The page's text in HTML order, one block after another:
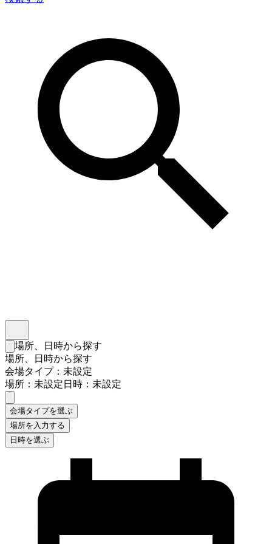
検索フォームを閉じる
場所、日時から探す
場所、日時から探す
会場タイプ：未設定
場所：未設定日時：未設定
会場タイプを選ぶ
場所を入力する
日時を選ぶ